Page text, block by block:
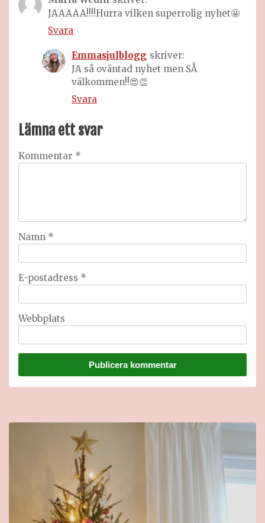
JAAAAA!!!!Hurra vilken superrolig nyhet🤩
Svara
Emmasjulblogg skriver:
JA så oväntad nyhet men SÅ
välkommen!!😍👏
Svara
Lämna ett svar
Kommentar *
Namn *
E-postadress *
Webbplats